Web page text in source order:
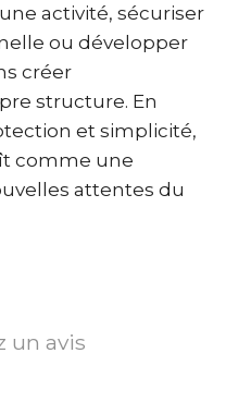
activité, sécuriser
ou développer
créer
structure. En
et simplicité,
comme une
attentes du
un avis